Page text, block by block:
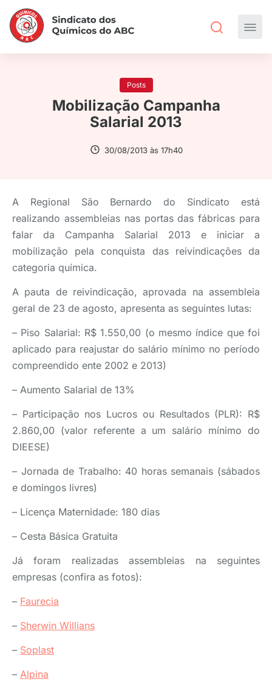
Posts
Mobilização Campanha
Salarial 2013
30/08/2013 às 17h40
A Regional São Bernardo do Sindicato está
realizando assembleias nas portas das fábricas para
falar da Campanha Salarial 2013 e iniciar a
mobilização pela conquista das reivindicações da
categoria química.
A pauta de reivindicação, aprovada na assembleia
geral de 23 de agosto, apresenta as seguintes lutas:
– Piso Salarial: R$ 1.550,00 (o mesmo índice que foi
aplicado para reajustar do salário mínimo no período
compreendido ente 2002 e 2013)
– Aumento Salarial de 13%
– Participação nos Lucros ou Resultados (PLR): R$
2.860,00 (valor referente a um salário mínimo do
DIEESE)
– Jornada de Trabalho: 40 horas semanais (sábados
e domingos livres)
– Licença Maternidade: 180 dias
– Cesta Básica Gratuita
Já foram realizadas assembleias na seguintes
empresas (confira as fotos):
– Faurecia
– Sherwin Willians
– Soplast
– Alpina